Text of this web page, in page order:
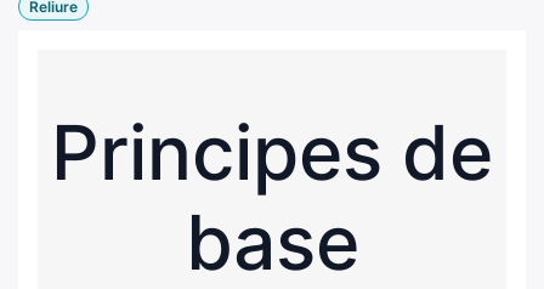
Reliure
Principes de
base